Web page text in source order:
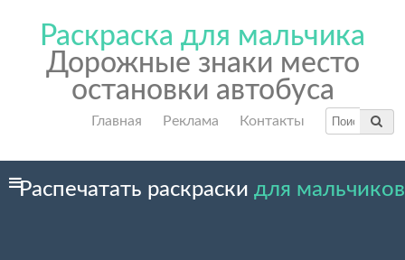
Раскраска для мальчика
Дорожные знаки место
остановки автобуса
Главная Реклама Контакты
Распечатать раскраски для мальчиков